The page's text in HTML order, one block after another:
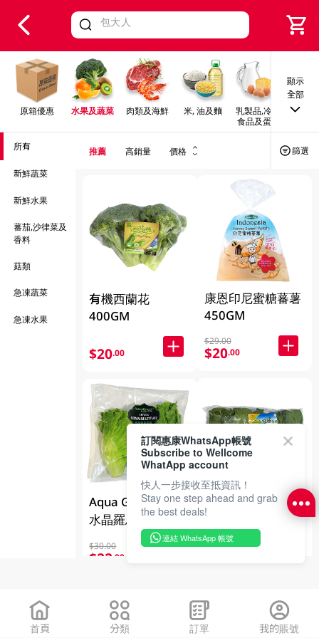
Valid Until 30 June 2026
原箱優惠 水果及蔬菜 肉類及海鮮 米, 油及麵
乳製品,冷凍
食品及蛋類
早餐
顯示
全部
所有
新鮮蔬菜
新鮮水果
蕃茄,沙律菜及
香料
菇類
急凍蔬菜
急凍水果
推薦 高銷量 價格 篩選
有機西蘭花
400GM
$20.00
Aqua Green水耕
水晶羅馬生菜
$30.00
$22 .90
康恩印尼蜜糖蕃薯
450GM
$29.00
$20.00
東昇農產菜心苗
300GM
$20.00
首頁 分類 訂單 我的賬號
訂閱惠康WhatsApp帳號
Subscribe to Wellcome
WhatApp account
快人一步接收至抵資訊！
Stay one step ahead and grab
the best deals!
連結 WhatsApp 帳號